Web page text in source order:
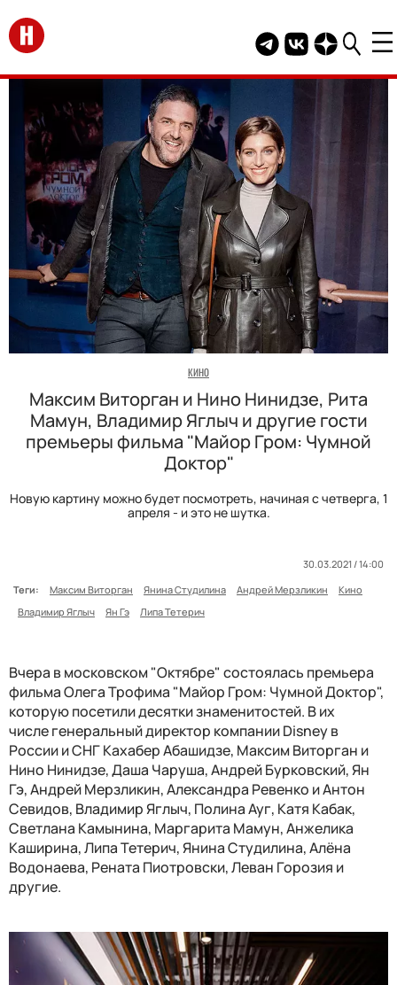
Перейти на главную
Telegram канал
Группа HELLO
Канал
КИНО
Максим Виторган и Нино Нинидзе, Рита
Мамун, Владимир Яглыч и другие гости
премьеры фильма "Майор Гром: Чумной
Доктор"
Новую картину можно будет посмотреть, начиная с четверга, 1
апреля - и это не шутка.
30.03.2021 / 14:00
Теги:
Максим Виторган Янина Студилина Андрей Мерзликин
Кино
Владимир Яглыч
Ян Гэ Липа Тетерич
Вчера в московском "Октябре" состоялась премьера
фильма Олега Трофима "Майор Гром: Чумной Доктор",
которую посетили десятки знаменитостей. В их
числе генеральный директор компании Disney в
России и СНГ Кахабер Абашидзе, Максим Виторган и
Нино Нинидзе, Даша Чаруша, Андрей Бурковский, Ян
Гэ, Андрей Мерзликин, Александра Ревенко и Антон
Севидов, Владимир Яглыч, Полина Ауг, Катя Кабак,
Светлана Камынина, Маргарита Мамун, Анжелика
Каширина, Липа Тетерич, Янина Студилина, Алёна
Водонаева, Рената Пиотровски, Леван Горозия и
другие.